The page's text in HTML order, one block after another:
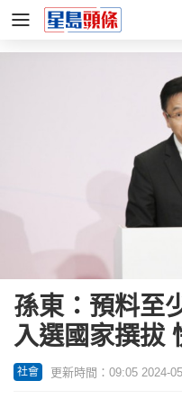
孫東：預料至
入選國家撰拔
社會 更新時間：09:05 2024-